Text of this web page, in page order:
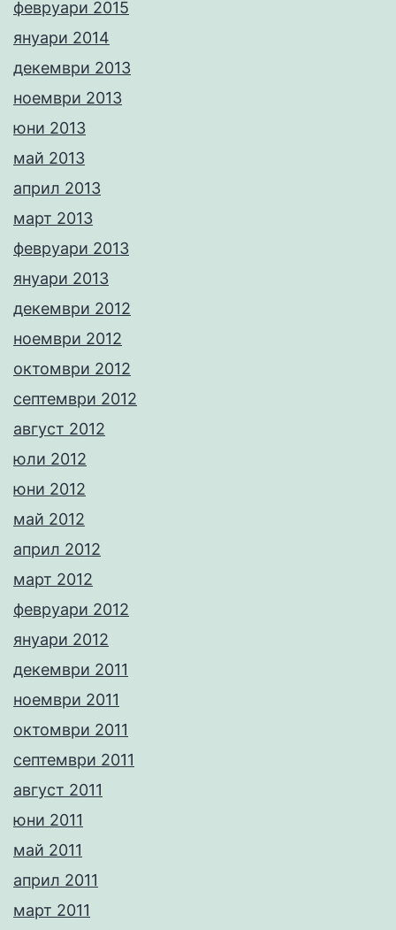
февруари 2015
януари 2014
декември 2013
ноември 2013
юни 2013
май 2013
април 2013
март 2013
февруари 2013
януари 2013
декември 2012
ноември 2012
октомври 2012
септември 2012
август 2012
юли 2012
юни 2012
май 2012
април 2012
март 2012
февруари 2012
януари 2012
декември 2011
ноември 2011
октомври 2011
септември 2011
август 2011
юни 2011
май 2011
април 2011
март 2011